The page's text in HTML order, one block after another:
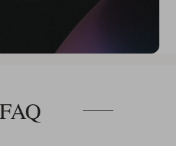
FAQ